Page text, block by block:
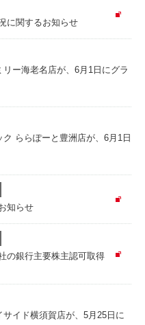
に関するお知らせ
ー海老名店が、6月1日にグラ
ららぽーと豊洲店が、6月1日
知らせ
の銀行主要株主認可取得
イド横須賀店が、5月25日に